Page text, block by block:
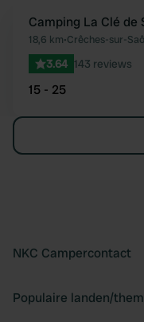
Boek direct
Camping La Clé de
18,6 km•Crêches-sur-
3.64 143 reviews
15 - 25
NKC Campercontact
Populaire landen/